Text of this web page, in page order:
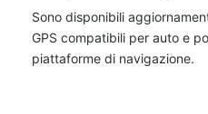
Sono disponibili
GPS compatibili per auto e
piattaforme di navigazione.